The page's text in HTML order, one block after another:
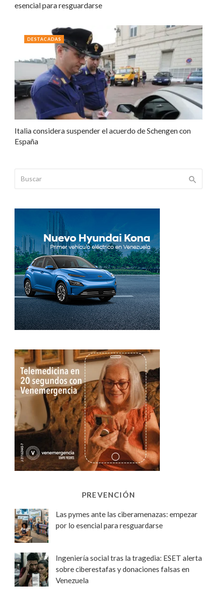
esencial para resguardarse
Italia considera suspender el acuerdo de Schengen con
España
DESTACADAS
PREVENCIÓN
Las pymes ante las ciberamenazas: empezar
por lo esencial para resguardarse
Ingeniería social tras la tragedia: ESET alerta
sobre ciberestafas y donaciones falsas en
Venezuela